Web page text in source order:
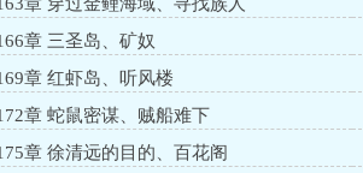
章 三圣岛、矿奴
章 红虾岛、听风楼
章 蛇鼠密谋、贼船难下
章 徐清远的目的、百花阁